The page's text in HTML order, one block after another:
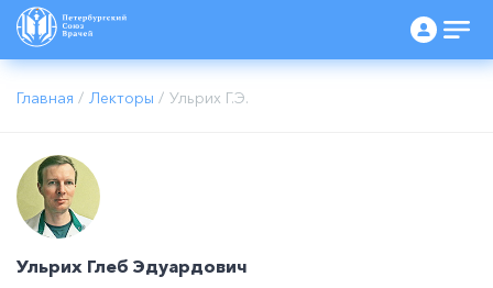
Главная / Лекторы / Ульрих Г.Э.
Ульрих Глеб Эдуардович